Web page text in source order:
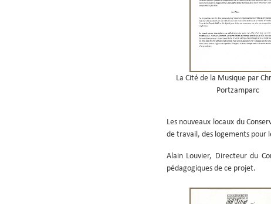
La Cité de la Musique par
Portzamparc
Les nouveaux locaux du
de travail, des logements pour
Alain Louvier, Directeur du
pédagogiques de ce projet.